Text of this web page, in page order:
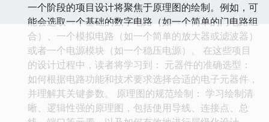
一个阶段的项目设计将聚焦于原理图的绘制。例如，可
能会选取一个基础的数字电路（如一个简单的门电路组
合）、一个模拟电路（如一个简单的放大器或滤波器）
或者一个电源模块（如一个稳压电源）。 在这些项目
的设计过程中，读者将学习到： 元器件的准确选型：
如何根据电路功能和技术要求选择合适的电子元器件，
并理解其关键参数。 原理图的规范绘制： 学习绘制清
晰、逻辑性强的原理图，包括使用导线、连接点、总